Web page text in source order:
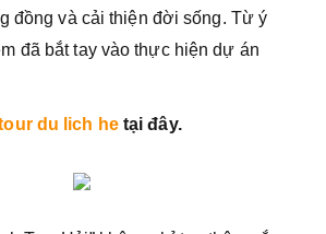
đồng và cải thiện đời sống. Từ ý
đã bắt tay vào thực hiện dự án
du lich hetại đây.